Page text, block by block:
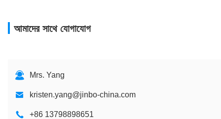
আমাদের সাথে যোগাযোগ
Mrs. Yang
kristen.yang@jinbo-china.com
+86 13798898651